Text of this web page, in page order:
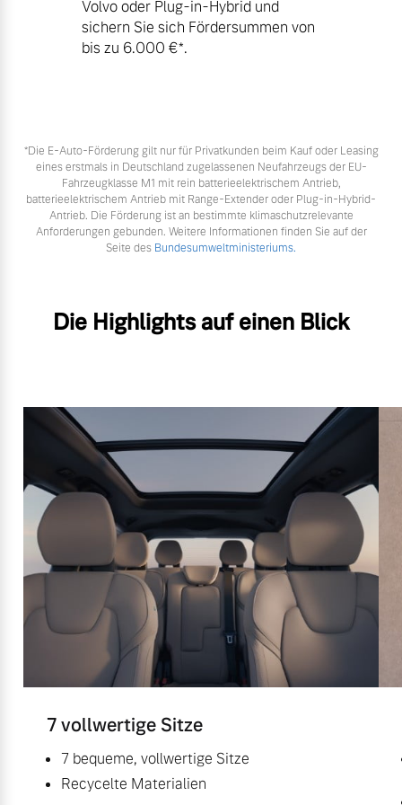
Volvo oder Plug-in-Hybrid und
sichern Sie sich Fördersummen von
bis zu 6.000 €⁠*.
*Die E‑Auto-Förderung gilt nur für Privatkunden beim Kauf oder Leasing
eines erstmals in Deutschland zugelassenen Neufahrzeugs der EU-
Fahrzeugklasse M1 mit rein batterieelektrischem Antrieb,
batterieelektrischem Antrieb mit Range-Extender oder Plug-in-Hybrid-
Antrieb. Die Förderung ist an bestimmte klimaschutzrelevante
Anforderungen gebunden. Weitere Informationen finden Sie auf der
Seite des Bundesumweltministeriums.
Die Highlights auf einen Blick
7 vollwertige Sitze
7 bequeme, vollwertige Sitze
Recycelte Materialien